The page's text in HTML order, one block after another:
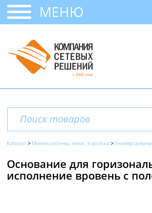
МЕНЮ
Каталог Миниколонны, люки, коробки
Основание для
исполнение вровень с